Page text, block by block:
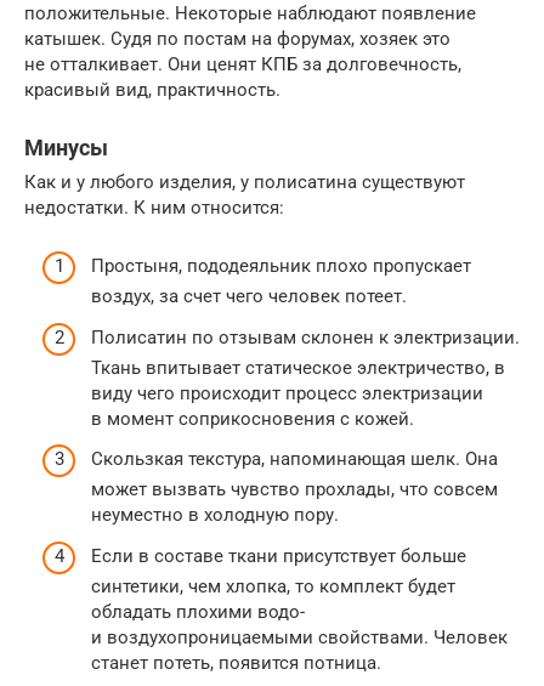
положительные. Некоторые наблюдают появление
катышек. Судя по постам на форумах, хозяек это
не отталкивает. Они ценят КПБ за долговечность,
красивый вид, практичность.
Минусы
Как и у любого изделия, у полисатина существуют
недостатки. К ним относится:
Простыня, пододеяльник плохо пропускает
воздух, за счет чего человек потеет.
Полисатин по отзывам склонен к электризации.
Ткань впитывает статическое электричество, в
виду чего происходит процесс электризации
в момент соприкосновения с кожей.
Скользкая текстура, напоминающая шелк. Она
может вызвать чувство прохлады, что совсем
неуместно в холодную пору.
Если в составе ткани присутствует больше
синтетики, чем хлопка, то комплект будет
обладать плохими водо-
и воздухопроницаемыми свойствами. Человек
станет потеть, появится потница.